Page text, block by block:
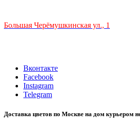
Большая Черёмушкинская ул., 1
Вконтакте
Facebook
Instagram
Telegram
Доставка цветов по Москве на дом курьером